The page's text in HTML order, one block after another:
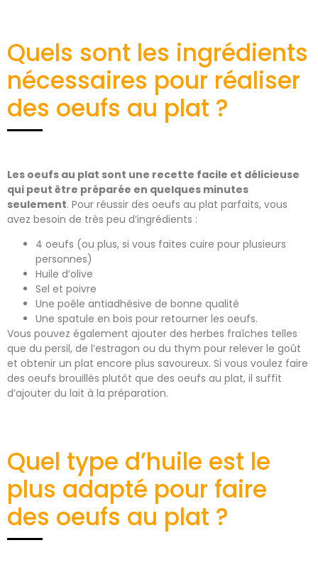
Quels sont les ingrédients
nécessaires pour réaliser
des oeufs au plat ?
Les oeufs au plat sont une recette facile et délicieuse
qui peut être préparée en quelques minutes
seulement. Pour réussir des oeufs au plat parfaits, vous
avez besoin de très peu d’ingrédients :
4 oeufs (ou plus, si vous faites cuire pour plusieurs
personnes)
Huile d’olive
Sel et poivre
Une poêle antiadhésive de bonne qualité
Une spatule en bois pour retourner les oeufs.
Vous pouvez également ajouter des herbes fraîches telles
que du persil, de l’estragon ou du thym pour relever le goût
et obtenir un plat encore plus savoureux. Si vous voulez faire
des oeufs brouillés plutôt que des oeufs au plat, il suffit
d’ajouter du lait à la préparation.
Quel type d’huile est le
plus adapté pour faire
des oeufs au plat ?